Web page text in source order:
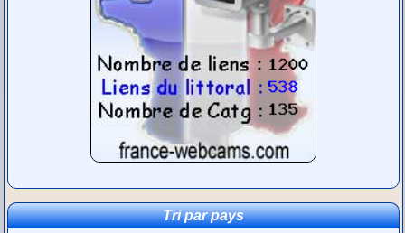
Tri par pays